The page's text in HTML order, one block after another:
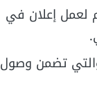
لعمل إعلان في
تضمن وصول